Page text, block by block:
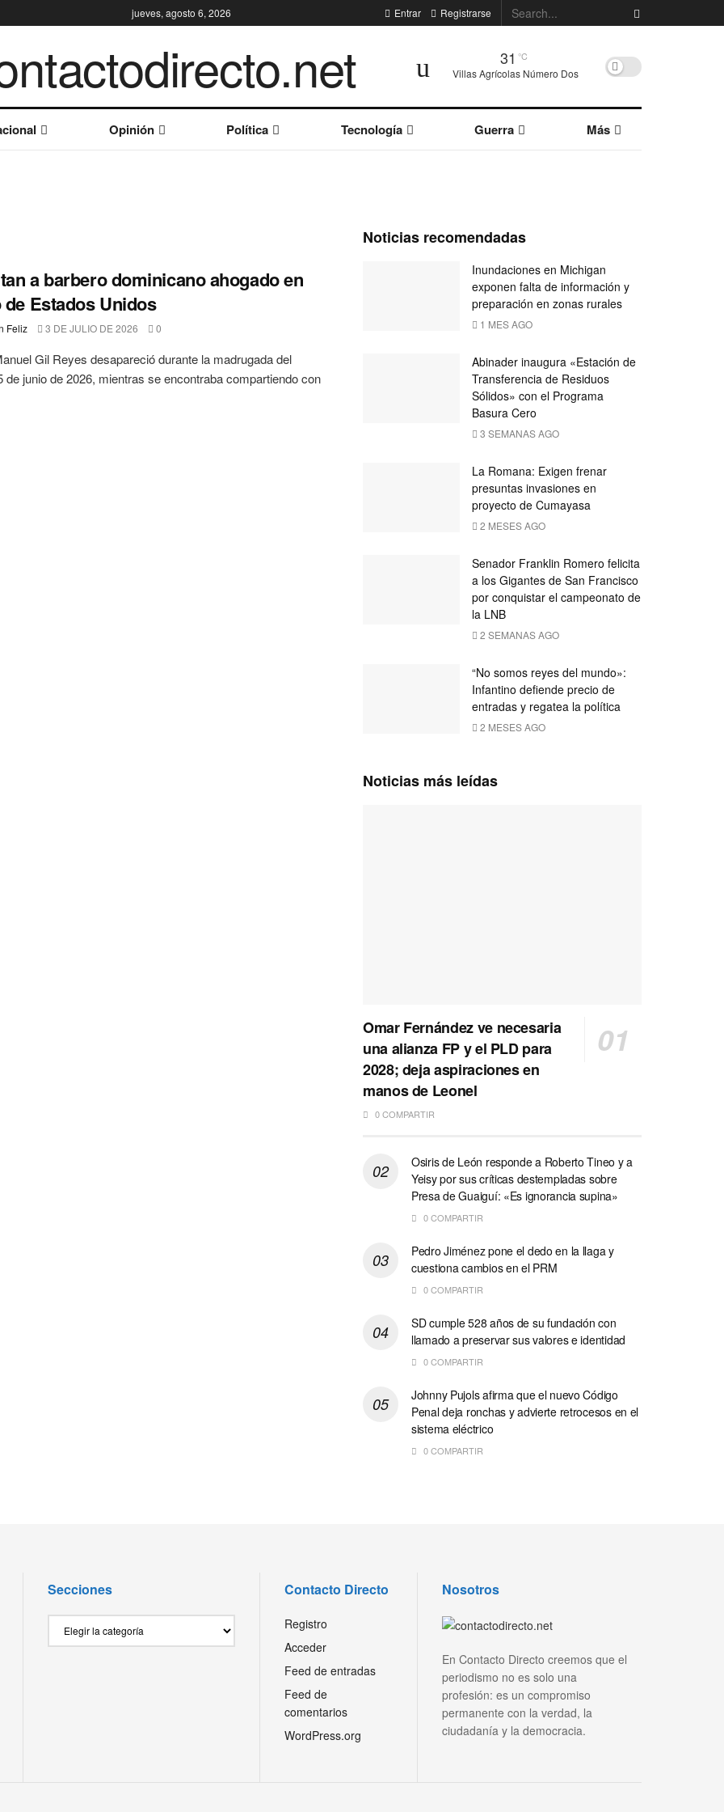
jueves, agosto 6, 2026 Entrar Registrarse
31 °C
Villas Agrícolas Número Dos
Opinión Política Tecnología Guerra Más
a barbero dominicano ahogado en
Estados Unidos
Feliz 3 DE JULIO DE 2026 0
Gil Reyes desapareció durante la madrugada del
de junio de 2026, mientras se encontraba compartiendo con
Noticias recomendadas
Inundaciones en Michigan
exponen falta de información y
preparación en zonas rurales
1 MES AGO
Abinader inaugura «Estación de
Transferencia de Residuos
Sólidos» con el Programa
Basura Cero
3 SEMANAS AGO
La Romana: Exigen frenar
presuntas invasiones en
proyecto de Cumayasa
2 MESES AGO
Senador Franklin Romero felicita
a los Gigantes de San Francisco
por conquistar el campeonato de
la LNB
2 SEMANAS AGO
“No somos reyes del mundo»:
Infantino defiende precio de
entradas y regatea la política
2 MESES AGO
Noticias más leídas
Omar Fernández ve necesaria
una alianza FP y el PLD para
2028; deja aspiraciones en
manos de Leonel
0 COMPARTIR
Osiris de León responde a Roberto Tineo y a
Yeisy por sus críticas destempladas sobre
Presa de Guaiguí: «Es ignorancia supina»
0 COMPARTIR
Pedro Jiménez pone el dedo en la llaga y
cuestiona cambios en el PRM
0 COMPARTIR
SD cumple 528 años de su fundación con
llamado a preservar sus valores e identidad
0 COMPARTIR
Johnny Pujols afirma que el nuevo Código
Penal deja ronchas y advierte retrocesos en el
sistema eléctrico
0 COMPARTIR
Secciones Contacto Directo
Registro
Acceder
Feed de entradas
Feed de
comentarios
WordPress.org
Nosotros
En Contacto Directo creemos que el
periodismo no es solo una
profesión: es un compromiso
permanente con la verdad, la
ciudadanía y la democracia.